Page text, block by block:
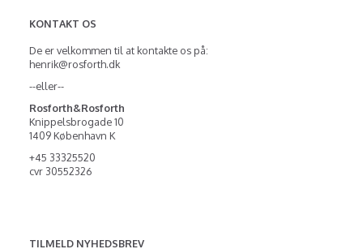
KONTAKT OS
De er velkommen til at kontakte os på:
henrik@rosforth.dk
--eller--
Rosforth&Rosforth
Knippelsbrogade 10
1409 København K
+45 33325520
cvr 30552326
TILMELD NYHEDSBREV